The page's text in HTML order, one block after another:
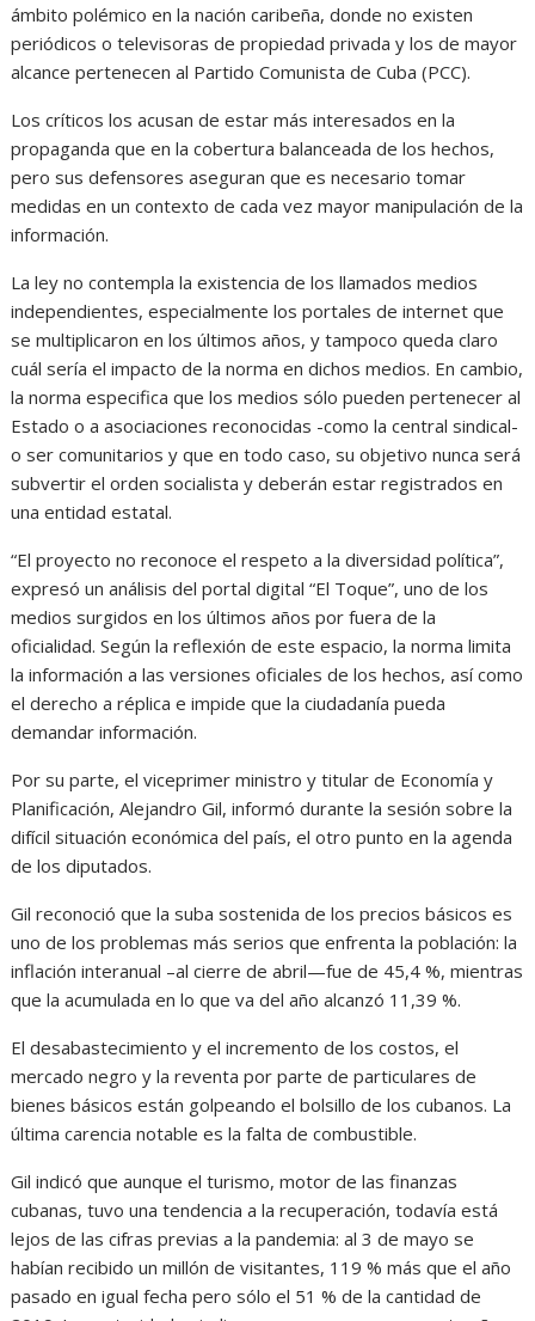
ámbito polémico en la nación caribeña, donde no existen
periódicos o televisoras de propiedad privada y los de mayor
alcance pertenecen al Partido Comunista de Cuba (PCC).
Los críticos los acusan de estar más interesados en la
propaganda que en la cobertura balanceada de los hechos,
pero sus defensores aseguran que es necesario tomar
medidas en un contexto de cada vez mayor manipulación de la
información.
La ley no contempla la existencia de los llamados medios
independientes, especialmente los portales de internet que
se multiplicaron en los últimos años, y tampoco queda claro
cuál sería el impacto de la norma en dichos medios. En cambio,
la norma especifica que los medios sólo pueden pertenecer al
Estado o a asociaciones reconocidas -como la central sindical-
o ser comunitarios y que en todo caso, su objetivo nunca será
subvertir el orden socialista y deberán estar registrados en
una entidad estatal.
“El proyecto no reconoce el respeto a la diversidad política”,
expresó un análisis del portal digital “El Toque”, uno de los
medios surgidos en los últimos años por fuera de la
oficialidad. Según la reflexión de este espacio, la norma limita
la información a las versiones oficiales de los hechos, así como
el derecho a réplica e impide que la ciudadanía pueda
demandar información.
Por su parte, el viceprimer ministro y titular de Economía y
Planificación, Alejandro Gil, informó durante la sesión sobre la
difícil situación económica del país, el otro punto en la agenda
de los diputados.
Gil reconoció que la suba sostenida de los precios básicos es
uno de los problemas más serios que enfrenta la población: la
inflación interanual –al cierre de abril—fue de 45,4 %, mientras
que la acumulada en lo que va del año alcanzó 11,39 %.
El desabastecimiento y el incremento de los costos, el
mercado negro y la reventa por parte de particulares de
bienes básicos están golpeando el bolsillo de los cubanos. La
última carencia notable es la falta de combustible.
Gil indicó que aunque el turismo, motor de las finanzas
cubanas, tuvo una tendencia a la recuperación, todavía está
lejos de las cifras previas a la pandemia: al 3 de mayo se
habían recibido un millón de visitantes, 119 % más que el año
pasado en igual fecha pero sólo el 51 % de la cantidad de